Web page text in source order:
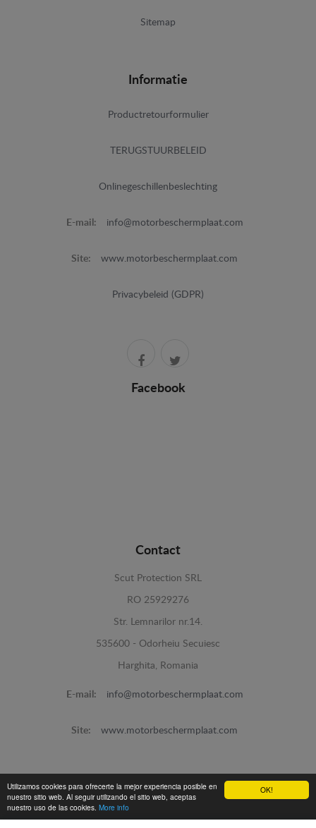
OK!
Utilizamos cookies para ofrecerte la mejor experiencia posible en
nuestro sitio web. Al seguir utilizando el sitio web, aceptas
nuestro uso de las cookies. More info
Sitemap
Informatie
Productretourformulier
TERUGSTUURBELEID
Onlinegeschillenbeslechting
E-mail: info@motorbeschermplaat.com
Site: www.motorbeschermplaat.com
Privacybeleid (GDPR)
Facebook
Contact
Scut Protection SRL
RO 25929276
Str. Lemnarilor nr.14.
535600 - Odorheiu Secuiesc
Harghita, Romania
E-mail: info@motorbeschermplaat.com
Site: www.motorbeschermplaat.com
www.motorbeschermplaat.com -© 2026